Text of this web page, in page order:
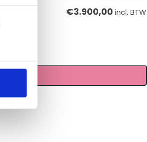
€3.900,00 incl. BTW